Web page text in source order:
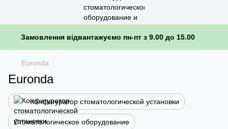
Замовлення відвантажуємо пн-пт з 9.00 до 15.00
Euronda
Euronda
Конфигуратор стоматологической установки
Стоматологическое оборудование